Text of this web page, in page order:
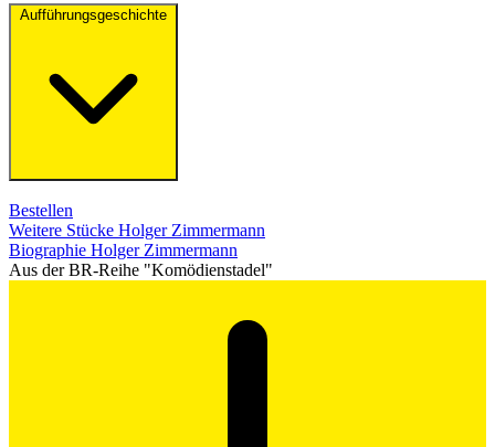
Aufführungsgeschichte
Bestellen
Weitere Stücke Holger Zimmermann
Biographie Holger Zimmermann
Aus der BR-Reihe "Komödienstadel"